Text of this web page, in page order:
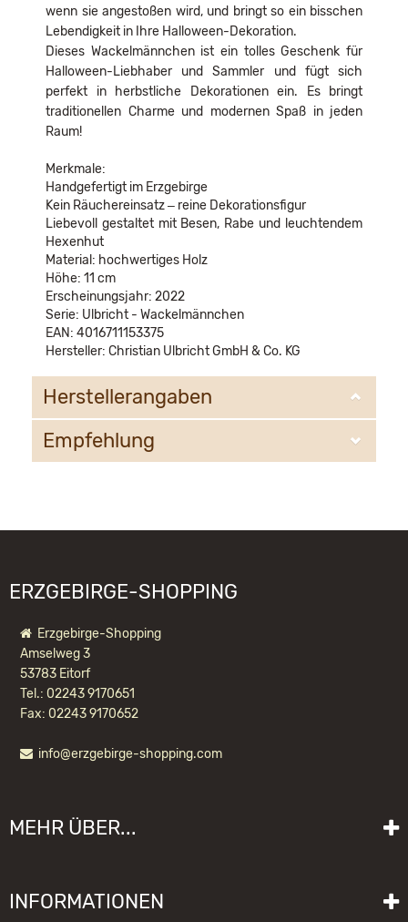
wenn sie angestoßen wird, und bringt so ein bisschen
Lebendigkeit in Ihre Halloween-Dekoration.
Dieses Wackelmännchen ist ein tolles Geschenk für
Halloween-Liebhaber und Sammler und fügt sich
perfekt in herbstliche Dekorationen ein. Es bringt
traditionellen Charme und modernen Spaß in jeden
Raum!
Merkmale:
Handgefertigt im Erzgebirge
Kein Räuchereinsatz – reine Dekorationsfigur
Liebevoll gestaltet mit Besen, Rabe und leuchtendem
Hexenhut
Material: hochwertiges Holz
Höhe: 11 cm
Erscheinungsjahr: 2022
Serie: Ulbricht - Wackelmännchen
EAN: 4016711153375
Hersteller: Christian Ulbricht GmbH & Co. KG
Herstellerangaben
Christian Ulbricht GmbH & Co. KG
Empfehlung
ERZGEBIRGE-SHOPPING
Erzgebirge-Shopping
Amselweg 3
53783 Eitorf
Tel.: 02243 9170651
Fax: 02243 9170652
info@erzgebirge-shopping.com
MEHR ÜBER...
Lieferzeit
INFORMATIONEN